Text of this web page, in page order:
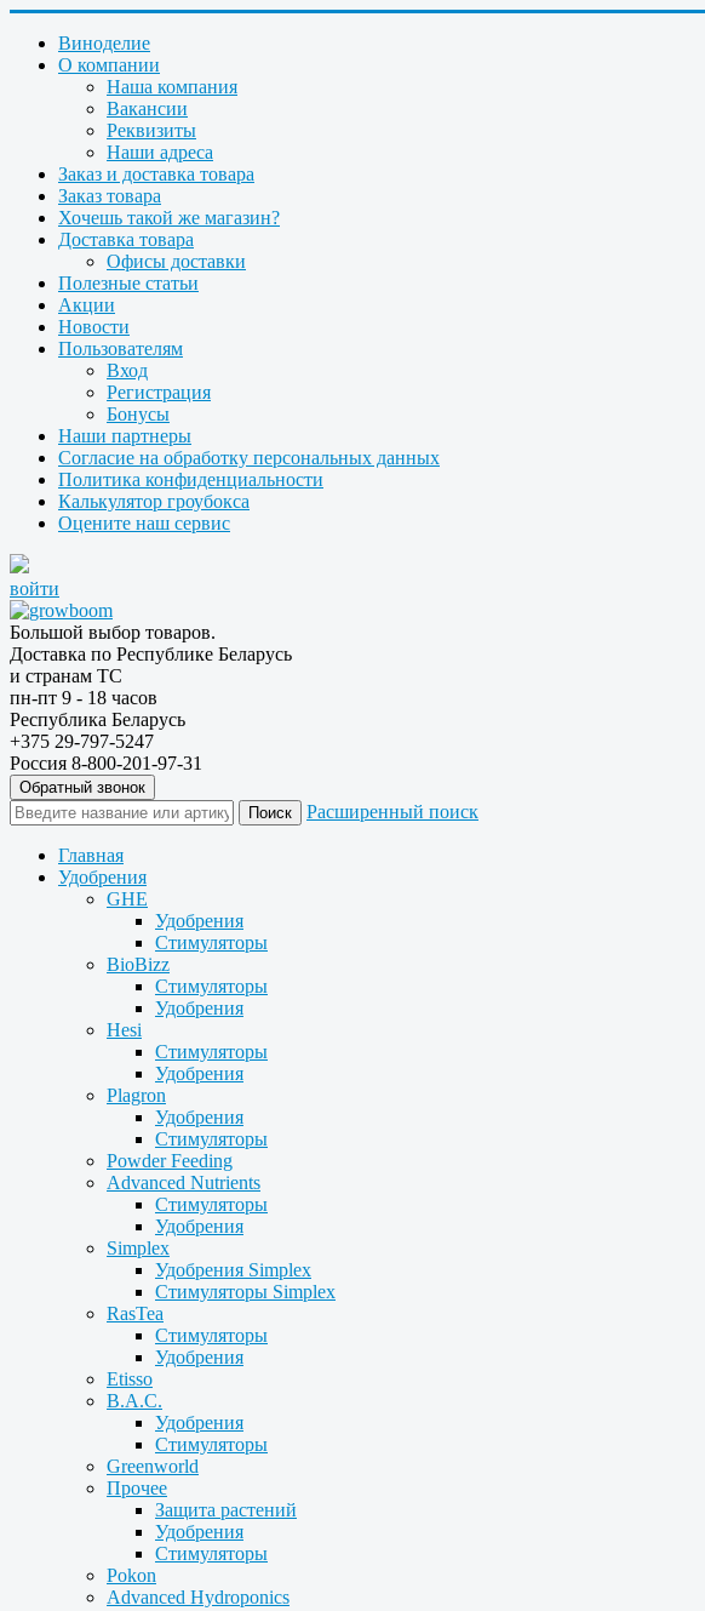
Виноделие
О компании
Наша компания
Вакансии
Реквизиты
Наши адреса
Заказ и доставка товара
Заказ товара
Хочешь такой же магазин?
Доставка товара
Офисы доставки
Полезные статьи
Акции
Новости
Пользователям
Вход
Регистрация
Бонусы
Наши партнеры
Согласие на обработку персональных данных
Политика конфиденциальности
Калькулятор гроубокса
Оцените наш сервис
войти
Большой выбор товаров.
Доставка по Республике Беларусь
и странам ТС
пн-пт 9 - 18 часов
Республика Беларусь
+375 29-797-5247
Россия 8-800-201-97-31
Обратный звонок
Расширенный поиск
Главная
Удобрения
GHE
Удобрения
Стимуляторы
BioBizz
Стимуляторы
Удобрения
Hesi
Стимуляторы
Удобрения
Plagron
Удобрения
Стимуляторы
Powder Feeding
Advanced Nutrients
Стимуляторы
Удобрения
Simplex
Удобрения Simplex
Стимуляторы Simplex
RasTea
Стимуляторы
Удобрения
Etisso
B.A.C.
Удобрения
Стимуляторы
Greenworld
Прочее
Защита растений
Удобрения
Стимуляторы
Pokon
Advanced Hydroponics